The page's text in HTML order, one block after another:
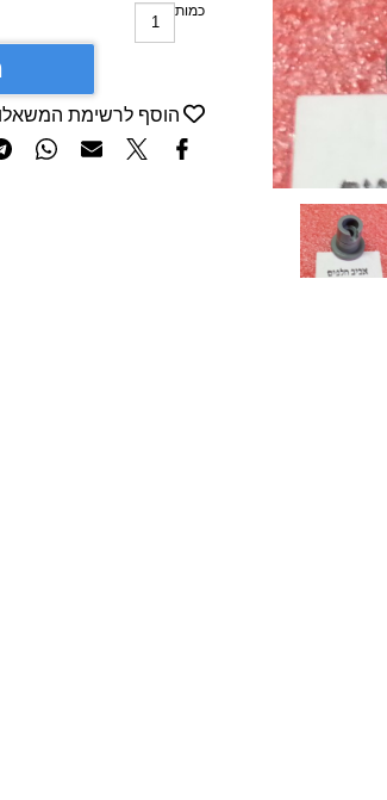
כמות
הוסף לרשימת